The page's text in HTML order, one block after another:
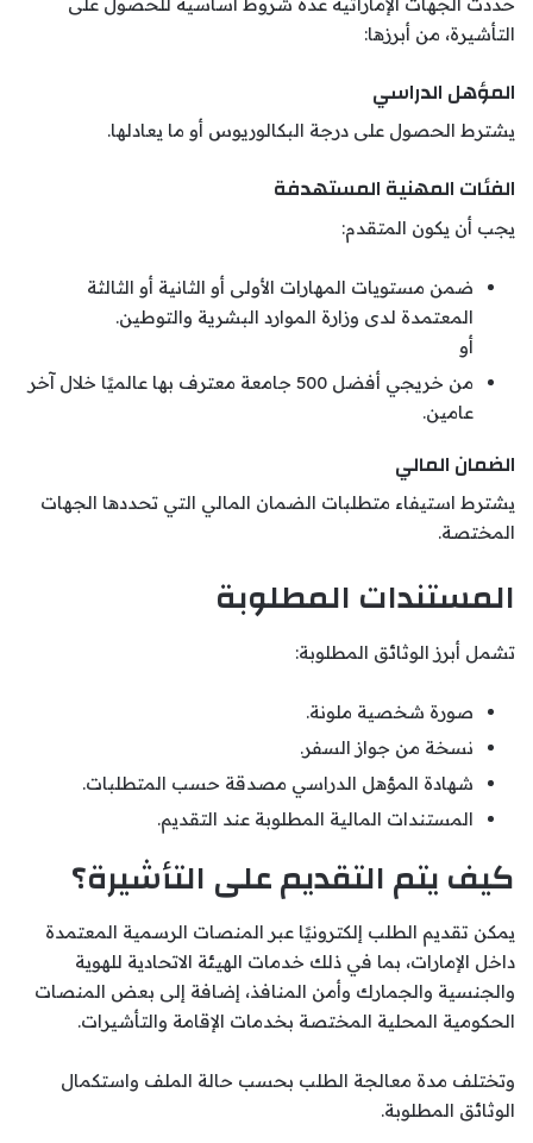
التأشيرة، من أبرزها:
المؤهل الدراسي
يشترط الحصول على درجة البكالوريوس أو ما يعادلها.
الفئات المهنية المستهدفة
يجب أن يكون المتقدم:
ضمن مستويات المهارات الأولى أو الثانية أو الثالثة
المعتمدة لدى وزارة الموارد البشرية والتوطين.
أو
من خريجي أفضل 500 جامعة معترف بها عالميًا خلال آخر
عامين.
الضمان المالي
يشترط استيفاء متطلبات الضمان المالي التي تحددها الجهات
المختصة.
المستندات المطلوبة
تشمل أبرز الوثائق المطلوبة:
صورة شخصية ملونة.
نسخة من جواز السفر.
شهادة المؤهل الدراسي مصدقة حسب المتطلبات.
المستندات المالية المطلوبة عند التقديم.
كيف يتم التقديم على التأشيرة؟
يمكن تقديم الطلب إلكترونيًا عبر المنصات الرسمية المعتمدة
داخل الإمارات، بما في ذلك خدمات الهيئة الاتحادية للهوية
والجنسية والجمارك وأمن المنافذ، إضافة إلى بعض المنصات
الحكومية المحلية المختصة بخدمات الإقامة والتأشيرات.
وتختلف مدة معالجة الطلب بحسب حالة الملف واستكمال
الوثائق المطلوبة.